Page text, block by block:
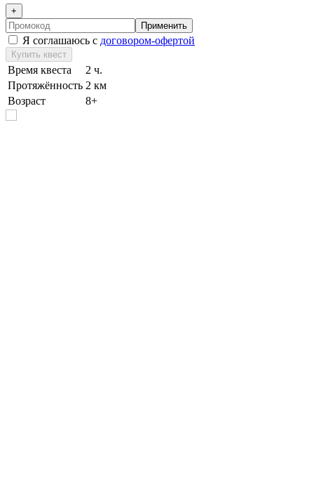
+
Применить
Я соглашаюсь с договором-офертой
Купить квест
Время квеста
2 ч.
Протяжённость 2 км
Возраст
8+